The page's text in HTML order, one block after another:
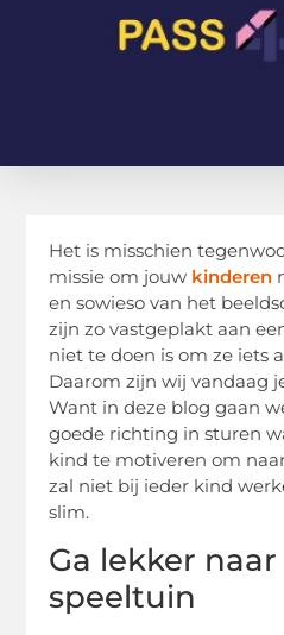
Het is misschien
missie om jouw kinderen
en sowieso van het
zijn zo vastgeplakt aan
niet te doen is om ze iets
Daarom zijn wij vandaag
Want in deze blog gaan
goede richting in sturen
kind te motiveren om
zal niet bij ieder kind
slim.
Ga lekker naar
speeltuin